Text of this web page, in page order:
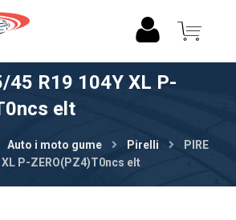
45 R19 104Y XL P-
elt
Auto i moto gume Pirelli
PIRE
XL P-ZERO(PZ4)T0ncs elt